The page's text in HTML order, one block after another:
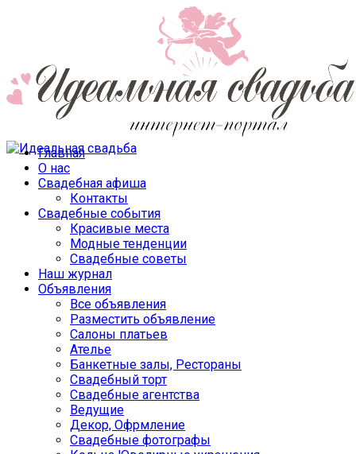
Главная
О нас
Свадебная афиша
Контакты
Свадебные события
Красивые места
Модные тенденции
Свадебные советы
Наш журнал
Объявления
Все объявления
Разместить объявление
Салоны платьев
Ателье
Банкетные залы, Рестораны
Свадебный торт
Свадебные агентства
Ведущие
Декор, Офрмление
Свадебные фотографы